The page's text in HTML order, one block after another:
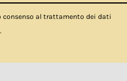
consenso al trattamento dei dati
.